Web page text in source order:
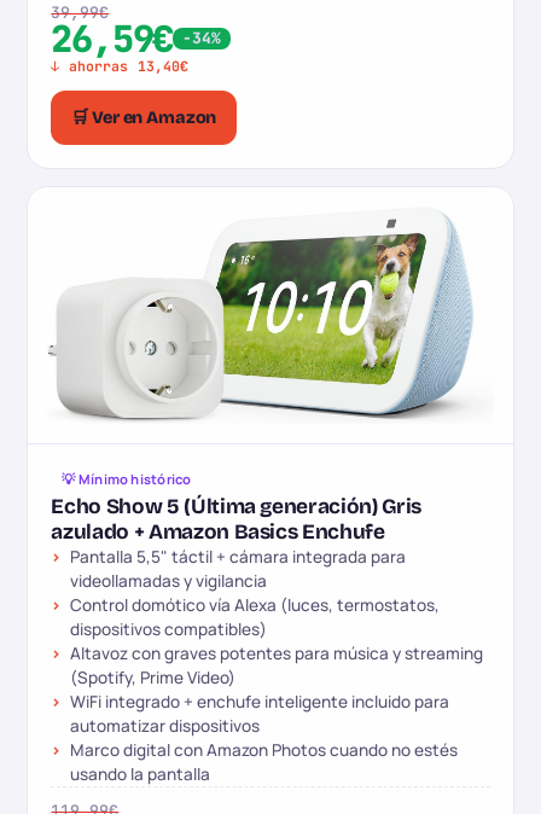
39,99€
26,59€ -34%
↓ ahorras 13,40€
🛒 Ver en Amazon
💡 Mínimo histórico
Echo Show 5 (Última generación) Gris
azulado + Amazon Basics Enchufe
Pantalla 5,5" táctil + cámara integrada para
videollamadas y vigilancia
Control domótico vía Alexa (luces, termostatos,
dispositivos compatibles)
Altavoz con graves potentes para música y streaming
(Spotify, Prime Video)
WiFi integrado + enchufe inteligente incluido para
automatizar dispositivos
Marco digital con Amazon Photos cuando no estés
usando la pantalla